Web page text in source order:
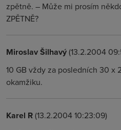
zpětně. – Může mi prosím
ZPĚTNĚ?
Miroslav Šilhavý(13.2.2004
10 GB vždy za posledních 30 x
okamžiku.
Karel R(13.2.2004 10:23:09)